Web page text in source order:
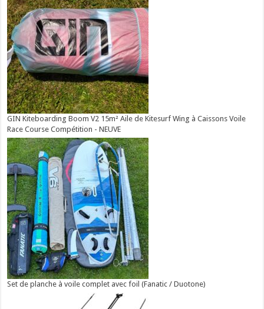
GIN Kiteboarding Boom V2 15m² Aile de Kitesurf Wing à Caissons Voile
Race Course Compétition - NEUVE
Set de planche à voile complet avec foil (Fanatic / Duotone)